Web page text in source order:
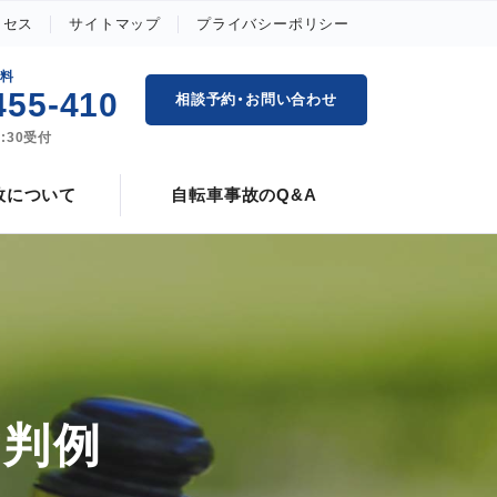
ス サイトマップ プライバシーポリシー
410
受付
相談予約・お問い合わせ
について
過失割合の解説と判例
自転車事故のQ&A
例